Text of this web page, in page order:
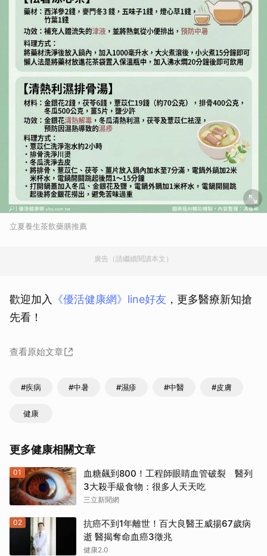
立夏養生茶飲藥膳推薦
廣告（請繼續閱讀本文）
歡迎加入 《優活健康網》line好友 ，更多醫療新知搶
先看！
查看原始文章
#疾病 #中暑 #濕疹 #中醫 #皮膚
健康
更多健康相關文章
01
血糖飆到800！工程師眼睛血管破裂 醫列
3大殺手級食物：很多人天天吃
三立新聞網
02
抗癌不到1年離世！百大良醫王威揚67歲病
逝 醫揭奪命血癌3徵兆
健康2.0